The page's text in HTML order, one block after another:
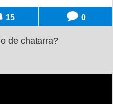
15 0
de chatarra?